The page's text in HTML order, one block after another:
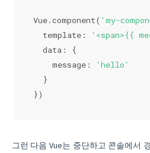
Vue.component( 'my-
  template:
'<span>{{
  data: {
    message:
'hello'
  }
})
그런 다음 Vue는 중단하고 콘솔에서